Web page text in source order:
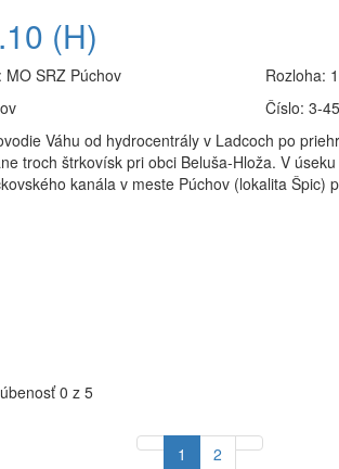
(H)
MO SRZ Púchov
Rozloha:
Číslo:3-
Váhu od hydrocentrály v Ladcoch po
troch štrkovísk pri obci Beluša-Hloža. V
kanála v meste Púchov (lokalita Špic)
1 2